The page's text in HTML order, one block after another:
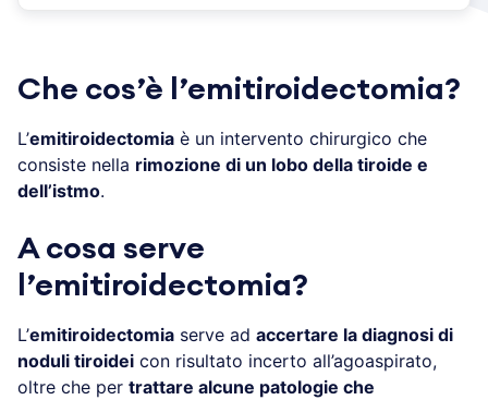
Che cos’è l’emitiroidectomia?
L’emitiroidectomia è un intervento chirurgico che
consiste nella rimozione di un lobo della tiroide e
dell’istmo.
A cosa serve
l’emitiroidectomia?
L’emitiroidectomia serve ad accertare la diagnosi di
noduli tiroidei con risultato incerto all’agoaspirato,
oltre che per trattare alcune patologie che